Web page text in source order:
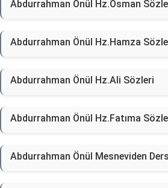
Abdurrahman Önül Hz.Osman
Abdurrahman Önül Hz.Hamza
Abdurrahman Önül Hz.Ali Sözleri
Abdurrahman Önül Hz.Fatıma
Abdurrahman Önül Mesneviden